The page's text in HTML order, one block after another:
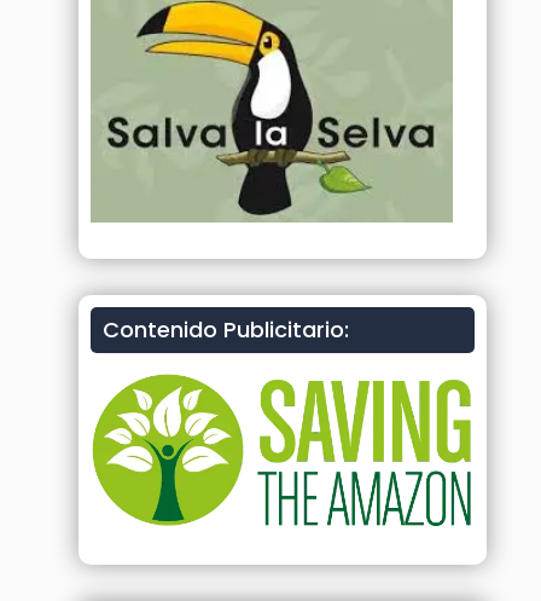
Contenido Publicitario: